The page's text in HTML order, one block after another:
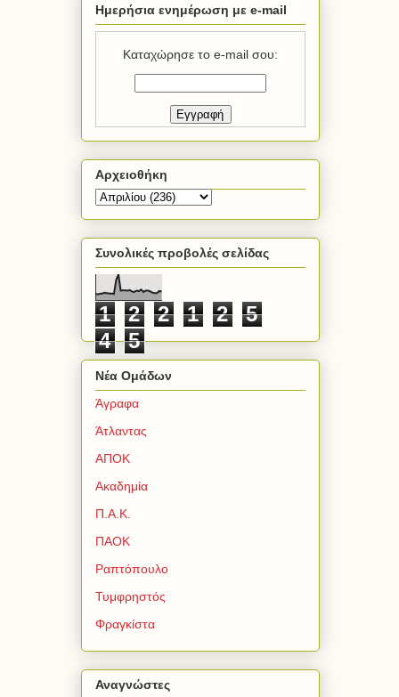
Ημερήσια ενημέρωση με e-mail
Καταχώρησε το e-mail σου:
Αρχειοθήκη
Συνολικές προβολές σελίδας
1 2 2 1 2
5
4
5
Νέα Ομάδων
Άγραφα
Άτλαντας
ΑΠΟΚ
Ακαδημία
Π.Α.Κ.
ΠΑΟΚ
Ραπτόπουλο
Τυμφρηστός
Φραγκίστα
Αναγνώστες